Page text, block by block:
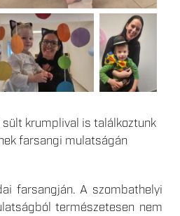
krumplival is találkoztunk
farsangi mulatságán
farsangján. A szombathelyi
természetesen nem